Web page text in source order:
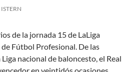
ISTERN
de la jornada 15 de LaLiga
Fútbol Profesional. De las
nacional de baloncesto, el Real